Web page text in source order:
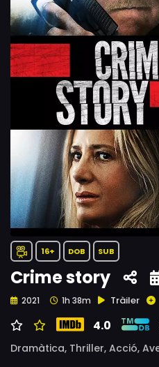
16+ DOB SUB
Crime story
2021 1h 38m Tràiler
4.0
Dramàtica, Thriller, Acció,